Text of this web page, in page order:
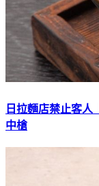
日拉麵店禁止客人
中槍